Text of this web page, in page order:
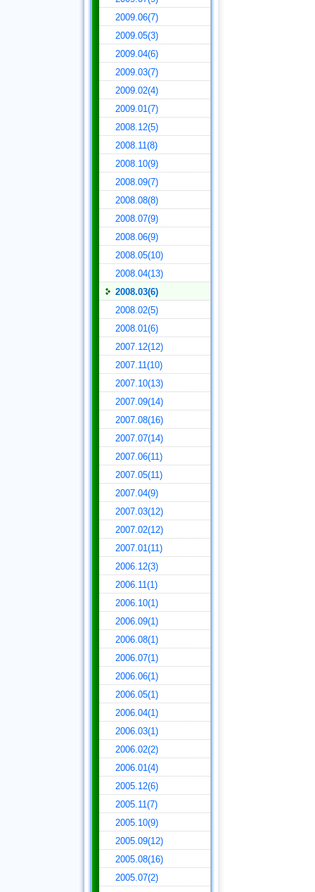
2009.06(7)
2009.05(3)
2009.04(6)
2009.03(7)
2009.02(4)
2009.01(7)
2008.12(5)
2008.11(8)
2008.10(9)
2008.09(7)
2008.08(8)
2008.07(9)
2008.06(9)
2008.05(10)
2008.04(13)
2008.03(6)
2008.02(5)
2008.01(6)
2007.12(12)
2007.11(10)
2007.10(13)
2007.09(14)
2007.08(16)
2007.07(14)
2007.06(11)
2007.05(11)
2007.04(9)
2007.03(12)
2007.02(12)
2007.01(11)
2006.12(3)
2006.11(1)
2006.10(1)
2006.09(1)
2006.08(1)
2006.07(1)
2006.06(1)
2006.05(1)
2006.04(1)
2006.03(1)
2006.02(2)
2006.01(4)
2005.12(6)
2005.11(7)
2005.10(9)
2005.09(12)
2005.08(16)
2005.07(2)